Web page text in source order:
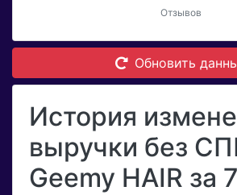
Отзывов
Обновить
История
выручки без
Geemy HAIR за